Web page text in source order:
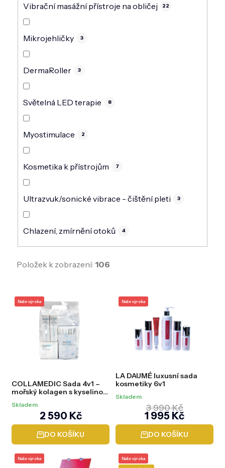
Vibrační masážní přístroje na obličej 22
Mikrojehličky 3
DermaRoller 3
Světelná LED terapie 8
Myostimulace 2
Kosmetika k přístrojům 7
Ultrazvuk/sonické vibrace - čištění pleti 3
Chlazení, zmírnění otoků 4
Položek k zobrazení: 106
k
t
ů
Naše výroba
COLLAMEDIC Sada 4v1 –
mořský kolagen s kyselinou
Skladem
2 590 Kč
DO KOŠÍKU
Naše výroba
LA DAUMÉ luxusní sada
kosmetiky 6v1
Skladem
1 995 Kč
3 990 Kč
DO KOŠÍKU
Naše výroba Naše výroba